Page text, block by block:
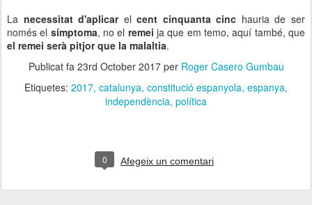
La necessitat d'aplicar el cent cinquanta cinc hauria de ser
només el símptoma, no el remei ja que em temo, aquí també, que
el remei serà pitjor que la malaltia.
Publicat fa 23rd October 2017per Roger Casero Gumbau
Etiquetes: 2017 catalunya constitució espanyola espanya
independència política
0 Afegeix un comentari